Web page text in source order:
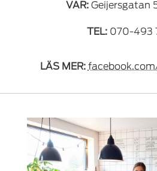
VAR: Geijersgatan
TEL: 070-493
LÄS MER: